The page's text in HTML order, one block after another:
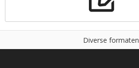
Diverse formaten